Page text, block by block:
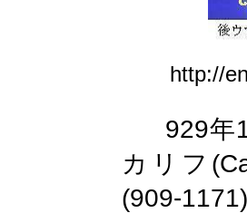
http://
929年
カリフ
(909-1171)